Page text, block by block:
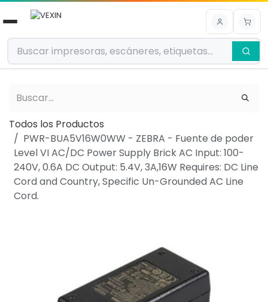
Ir al contenido
Todos los Productos
PWR-BUA5V16W0WW - ZEBRA - Fuente de poder
Level VI AC/DC Power Supply Brick AC Input: 100-
240V, 0.6A DC Output: 5.4V, 3A,16W Requires: DC Line
Cord and Country, Specific Un-Grounded AC Line
Cord.